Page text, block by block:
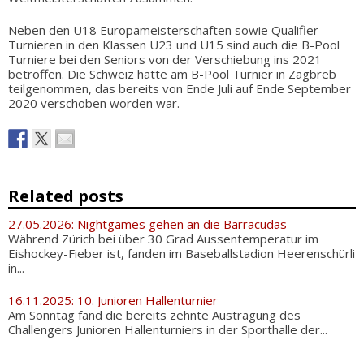
Neben den U18 Europameisterschaften sowie Qualifier-
Turnieren in den Klassen U23 und U15 sind auch die B-Pool
Turniere bei den Seniors von der Verschiebung ins 2021
betroffen. Die Schweiz hätte am B-Pool Turnier in Zagbreb
teilgenommen, das bereits von Ende Juli auf Ende September
2020 verschoben worden war.
Related posts
27.05.2026: Nightgames gehen an die Barracudas
Während Zürich bei über 30 Grad Aussentemperatur im
Eishockey-Fieber ist, fanden im Baseballstadion Heerenschürli
in...
16.11.2025: 10. Junioren Hallenturnier
Am Sonntag fand die bereits zehnte Austragung des
Challengers Junioren Hallenturniers in der Sporthalle der...